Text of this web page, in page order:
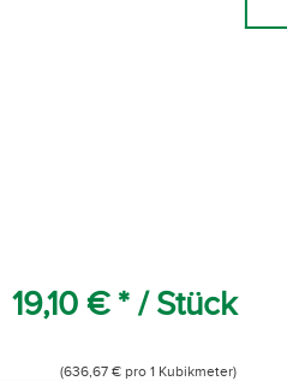
19,10 € * / Stück
(636,67 € pro 1 Kubikmeter)